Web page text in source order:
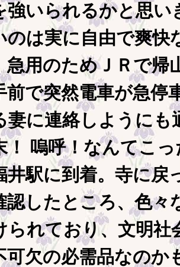
強いられるかと思い
のは実に自由で爽快
急用のためＪＲで帰
前で突然電車が急停
妻に連絡しようにも
！ 嗚呼！なんてこ
井駅に到着。寺に戻
認したところ、色々
られており、文明社
可欠の必需品なのか